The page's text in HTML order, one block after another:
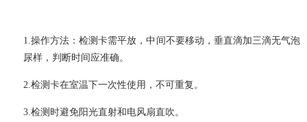
1.操作方法：检测卡需平放，中间不要移动，垂直滴加三滴无气泡
尿样，判断时间应准确。
2.检测卡在室温下一次性使用，不可重复。
3.检测时避免阳光直射和电风扇直吹。